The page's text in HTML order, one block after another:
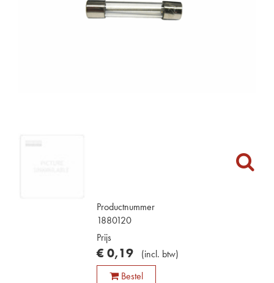
Productnummer
1880120
Prijs
€ 0,19 (incl. btw)
Bestel